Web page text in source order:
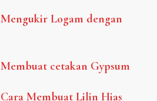
Mengukir Logam dengan
Membuat cetakan Gypsum
Cara Membuat Lilin Hias